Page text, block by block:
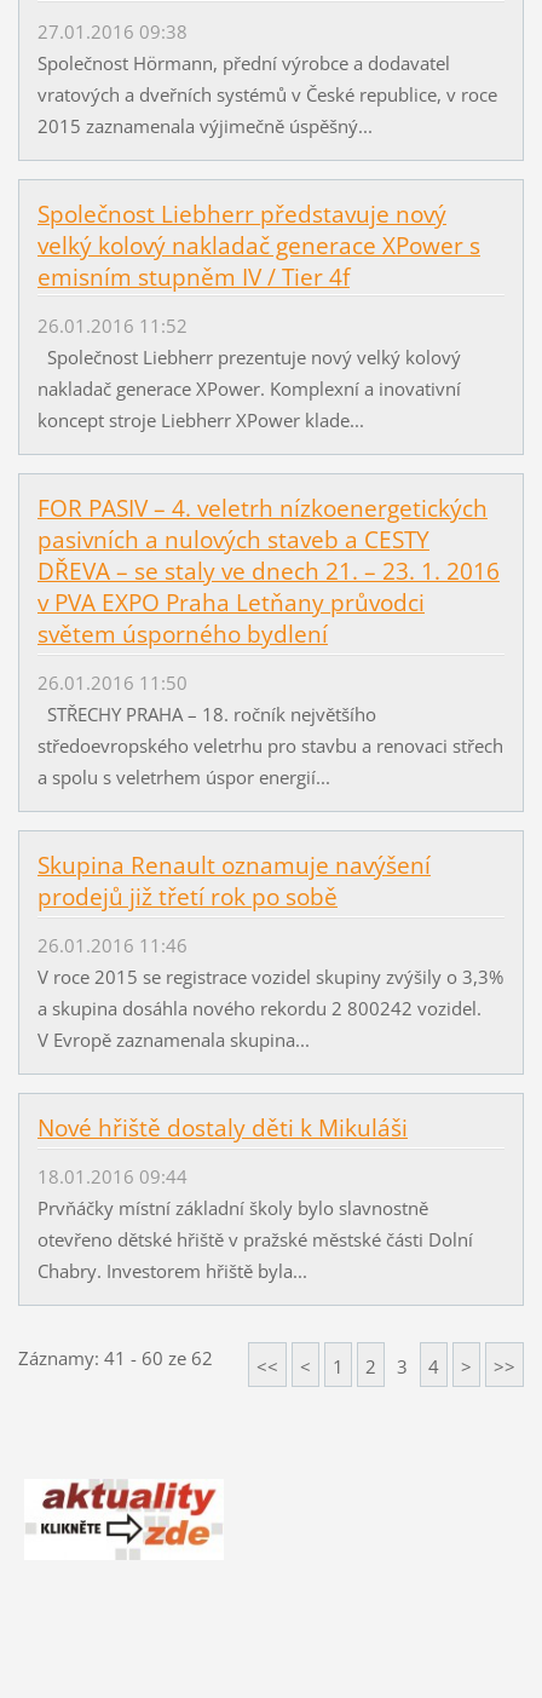
27.01.2016 09:38
Společnost Hörmann, přední výrobce a dodavatel
vratových a dveřních systémů v České republice, v roce
2015 zaznamenala výjimečně úspěšný...
Společnost Liebherr představuje nový
velký kolový nakladač generace XPower s
emisním stupněm IV / Tier 4f
26.01.2016 11:52
Společnost Liebherr prezentuje nový velký kolový
nakladač generace XPower. Komplexní a inovativní
koncept stroje Liebherr XPower klade...
FOR PASIV – 4. veletrh nízkoenergetických
pasivních a nulových staveb a CESTY
DŘEVA – se staly ve dnech 21. – 23. 1. 2016
v PVA EXPO Praha Letňany průvodci
světem úsporného bydlení
26.01.2016 11:50
STŘECHY PRAHA – 18. ročník největšího
středoevropského veletrhu pro stavbu a renovaci střech
a spolu s veletrhem úspor energií...
Skupina Renault oznamuje navýšení
prodejů již třetí rok po sobě
26.01.2016 11:46
V roce 2015 se registrace vozidel skupiny zvýšily o 3,3%
a skupina dosáhla nového rekordu 2 800242 vozidel.
V Evropě zaznamenala skupina...
Nové hřiště dostaly děti k Mikuláši
18.01.2016 09:44
Prvňáčky místní základní školy bylo slavnostně
otevřeno dětské hřiště v pražské městské části Dolní
Chabry. Investorem hřiště byla...
Záznamy: 41 - 60 ze 62 << < 1 2 3 4 > >>